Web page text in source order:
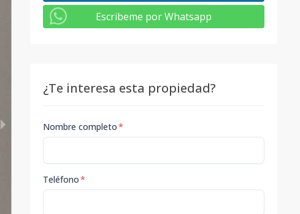
Escribeme por Whatsapp
¿Te interesa esta propiedad?
Nombre completo*
Teléfono*